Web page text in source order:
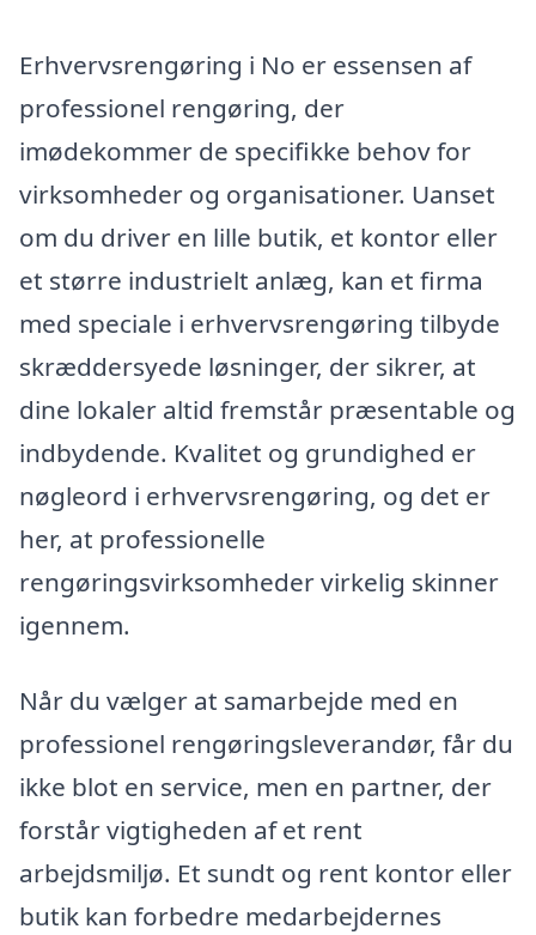
Erhvervsrengøring i No er essensen af
professionel rengøring, der
imødekommer de specifikke behov for
virksomheder og organisationer. Uanset
om du driver en lille butik, et kontor eller
et større industrielt anlæg, kan et firma
med speciale i erhvervsrengøring tilbyde
skræddersyede løsninger, der sikrer, at
dine lokaler altid fremstår præsentable og
indbydende. Kvalitet og grundighed er
nøgleord i erhvervsrengøring, og det er
her, at professionelle
rengøringsvirksomheder virkelig skinner
igennem.
Når du vælger at samarbejde med en
professionel rengøringsleverandør, får du
ikke blot en service, men en partner, der
forstår vigtigheden af et rent
arbejdsmiljø. Et sundt og rent kontor eller
butik kan forbedre medarbejdernes